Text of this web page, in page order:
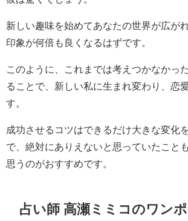
新しい趣味を始めてあなたの世界が広が
印象が何倍も良くなるはずです。
このように、これまでは考えつかなかっ
ることで、新しい私に生まれ変わり、恋
す。
成功させるコツはできるだけ大きな変化
で、絶対にありえないと思っていたこと
思うのがおすすめです。
占い師 高瀬ミミコのワン